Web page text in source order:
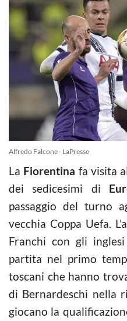
Alfredo Falcone - LaPresse
La Fiorentina fa visita
dei sedicesimi di
passaggio del turno
vecchia Coppa Uefa.
Franchi con gli
partita nel primo
toscani che hanno
di Bernardeschi nella
giocano la